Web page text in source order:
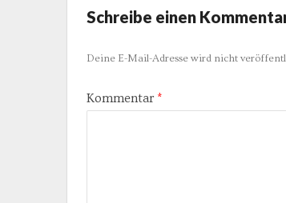
Schreibe einen
Deine E-Mail-Adresse wird nicht
Kommentar *